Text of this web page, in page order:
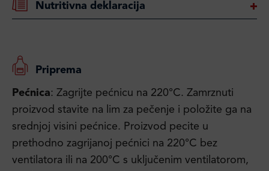
Nutritivna deklaracija
Priprema
Pećnica: Zagrijte pećnicu na 220°C. Zamrznuti
proizvod stavite na lim za pečenje i položite ga na
srednjoj visini pećnice. Proizvod pecite u
prethodno zagrijanoj pećnici na 220°C bez
ventilatora ili na 200°C s uključenim ventilatorom,